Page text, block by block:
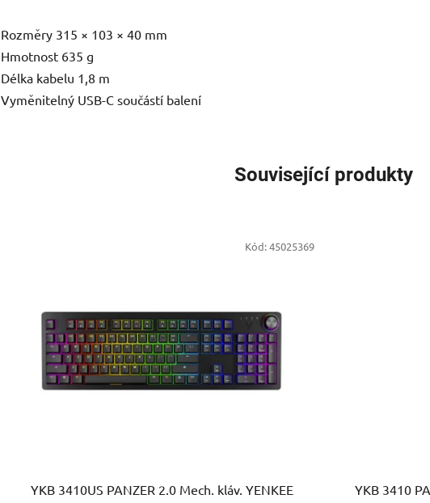
Rozměry 315 × 103 × 40 mm
Hmotnost 635 g
Délka kabelu 1,8 m
Vyměnitelný USB-C součástí balení
Související produkty
YKB 3410US PANZER 2.0 Mech. kláv. YENKEE
Kód:45025369
YKB 3410